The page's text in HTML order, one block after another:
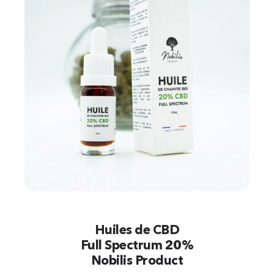
Huiles de CBD
Full Spectrum 20%
Nobilis Product